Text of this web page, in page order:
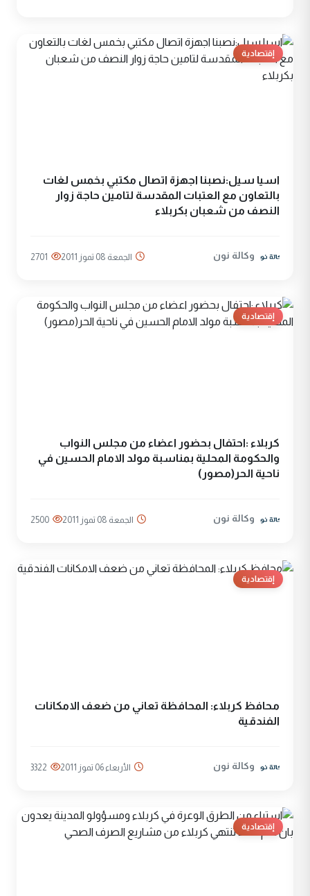
إقتصادية
اسيا سيل:نصبنا اجهزة اتصال مكتبي بخمس لغات
بالتعاون مع العتبات المقدسة لتامين حاجة زوار
النصف من شعبان بكربلاء
وكالة نون الجمعة 08 تموز 2011 2701
إقتصادية
كربلاء :احتفال بحضور اعضاء من مجلس النواب
والحكومة المحلية بمناسبة مولد الامام الحسين في
ناحية الحر(مصور)
وكالة نون الجمعة 08 تموز 2011 2500
إقتصادية
محافظ كربلاء: المحافظة تعاني من ضعف الامكانات
الفندقية
وكالة نون الأربعاء 06 تموز 2011 3322
إقتصادية